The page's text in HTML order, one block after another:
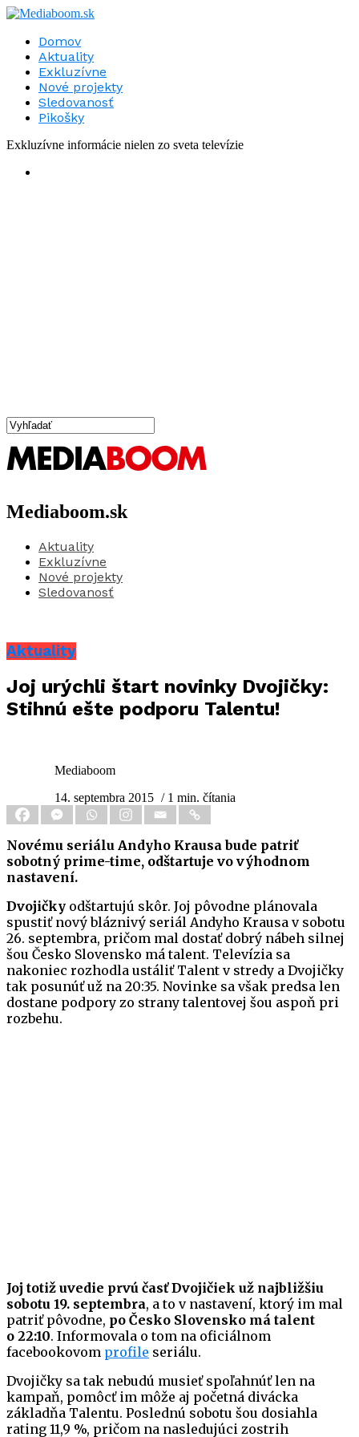
Domov
Aktuality
Exkluzívne
Nové projekty
Sledovanosť
Pikošky
Exkluzívne informácie nielen zo sveta televízie
Mediaboom.sk
Aktuality
Exkluzívne
Nové projekty
Sledovanosť
Aktuality
Joj urýchli štart novinky Dvojičky:
Stihnú ešte podporu Talentu!
Mediaboom
14. septembra 2015 / 1 min. čítania
Novému seriálu Andyho Krausa bude patriť
sobotný prime-time, odštartuje vo výhodnom
nastavení.
Dvojičky odštartujú skôr. Joj pôvodne plánovala
spustiť nový bláznivý seriál Andyho Krausa v sobotu
26. septembra, pričom mal dostať dobrý nábeh silnej
šou Česko Slovensko má talent. Televízia sa
nakoniec rozhodla ustáliť Talent v stredy a Dvojičky
tak posunúť už na 20:35. Novinke sa však predsa len
dostane podpory zo strany talentovej šou aspoň pri
rozbehu.
Joj totiž uvedie prvú časť Dvojičiek už najbližšiu
sobotu 19. septembra, a to v nastavení, ktorý im mal
patriť pôvodne, po Česko Slovensko má talent
o 22:10. Informovala o tom na oficiálnom
facebookovom profile seriálu.
Dvojičky sa tak nebudú musieť spoľahnúť len na
kampaň, pomôcť im môže aj početná divácka
základňa Talentu. Poslednú sobotu šou dosiahla
rating 11,9 %, pričom na nasledujúci zostrih